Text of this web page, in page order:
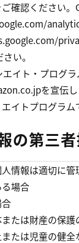
確認ください
い。
イト・プログ
を宣伝
イトプログラム
の第三
情報は適切に
場合
たは財産の保護
たは児童の健全